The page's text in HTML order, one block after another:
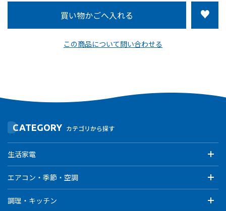
この商品について問い合わせる
CATEGORY カテゴリから探す
生活家電
エアコン・季節・空調
調理・キッチン